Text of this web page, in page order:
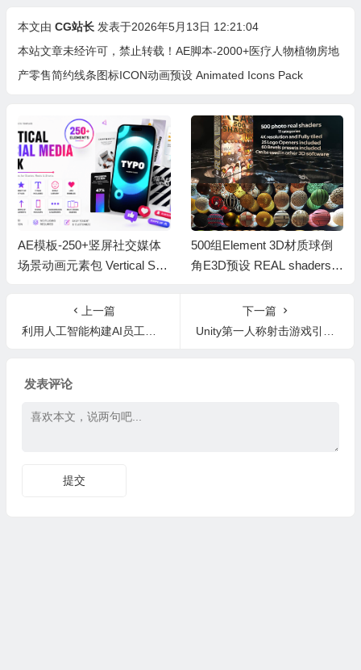
本文由 CG站长 发表于2026年5月13日 12:21:04
本站文章未经许可，禁止转载！ AE脚本-2000+医疗人物植物房地
产零售简约线条图标ICON动画预设 Animated Icons Pack
AE模板-250+竖屏社交媒体
场景动画元素包 Vertical Soc
500组Element 3D材质球倒
角E3D预设 REAL shaders p
上一篇
利用人工智能构建AI员工自动化流程课程 AI Workshop (FEB 2026)
下一篇
Unity第一人称射击游戏引擎 FPS Engine v1.4.17
发表评论